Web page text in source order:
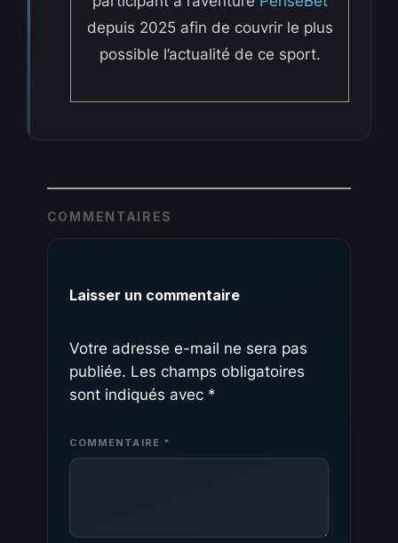
depuis 2025 afin de couvrir le plus
possible l’actualité de ce sport.
COMMENTAIRES
Laisser un commentaire
Votre adresse e-mail ne sera pas
publiée. Les champs obligatoires
sont indiqués avec *
COMMENTAIRE *